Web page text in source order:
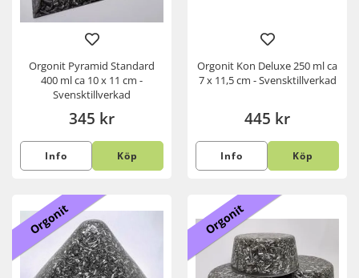
Orgonit Pyramid Standard
400 ml ca 10 x 11 cm -
Svensktillverkad
345 kr
Info Köp
Orgonit Kon Deluxe 250 ml ca
7 x 11,5 cm - Svensktillverkad
445 kr
Info Köp
Orgonit Orgonit